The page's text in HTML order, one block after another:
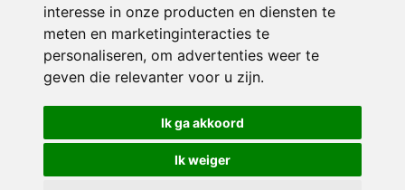
interesse in onze producten en diensten te
meten en marketinginteracties te
personaliseren, om advertenties weer te
geven die relevanter voor u zijn.
Ik ga akkoord
Ik weiger
© 2026 Sint Bernardus | Alle rechten voorbehouden
Privacy policy|Disclaimer| Klachtenregeling|RSIN en Anbi
voorkeuren
Crealisatie The MindOffice